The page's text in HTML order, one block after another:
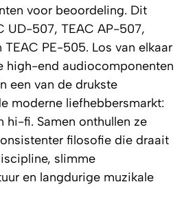
voor beoordeling. Dit
UD-507, TEAC AP-507,
PE-505. Los van elkaar
high-end audiocomponenten
een van de drukste
moderne liefhebbersmarkt:
hi-fi. Samen onthullen ze
filosofie die draait
slimme
en langdurige muzikale